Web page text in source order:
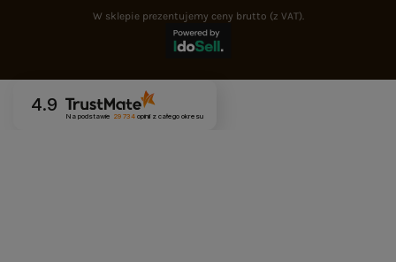
W sklepie prezentujemy ceny brutto (z VAT).
4.9
Na podstawie 29 734opinii z całego okresu